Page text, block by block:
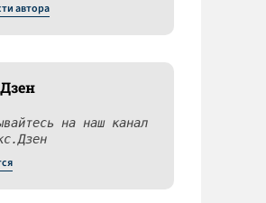
автора
Дзен
на наш канал